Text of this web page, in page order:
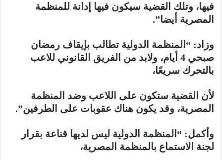
فيها، وتلك القضية سيكون فيها إدانة للمنظمة
المصرية أيضا”.
وزاد: “المنظمة الدولية تطالب بإيقاف رمضان
صبحي 4 أيام، ولابد من الفريق القانوني للاعب
بالتحرك سريعًا،
لأن القضية ستكون على اللاعب وضد المنظمة
المصرية، وقد يكون هناك عقوبات على الطرفين”.
وأكمل: “المنظمة الدولية ليس لديها قناعة بقرار
لجنة الاستماع بالمنظمة المصرية،